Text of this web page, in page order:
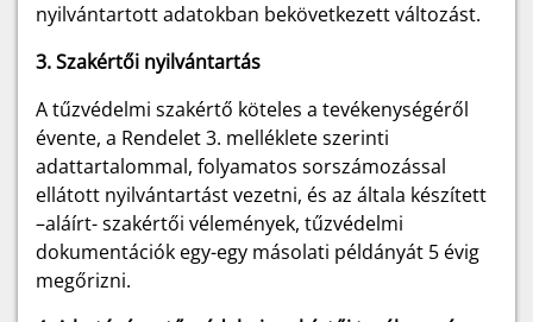
nyilvántartott adatokban bekövetkezett változást.
3. Szakértői nyilvántartás
A tűzvédelmi szakértő köteles a tevékenységéről
évente, a Rendelet 3. melléklete szerinti
adattartalommal, folyamatos sorszámozással
ellátott nyilvántartást vezetni, és az általa készített
–aláírt- szakértői vélemények, tűzvédelmi
dokumentációk egy-egy másolati példányát 5 évig
megőrizni.